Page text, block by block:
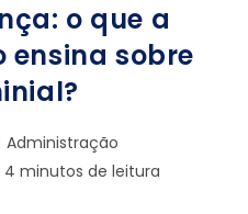
o que a
ensina sobre
Administração
4 minutos de leitura